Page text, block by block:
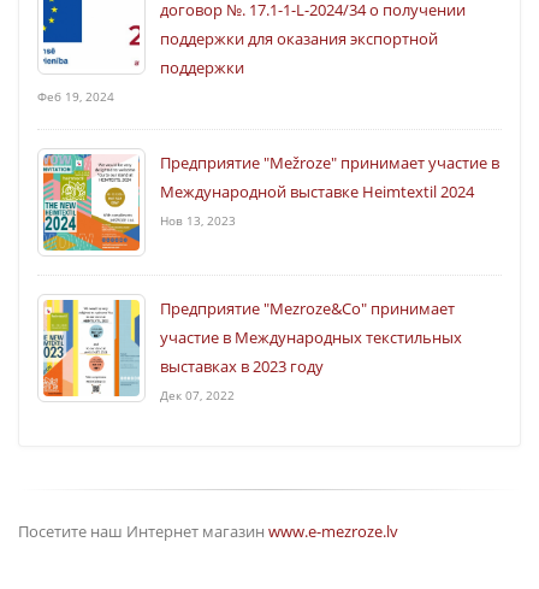
договор №. 17.1-1-L-2024/34 о получении
поддержки для оказания экспортной
поддержки
Феб 19, 2024
Предприятие "Mežroze" принимает участие в
Международной выставке Heimtextil 2024
Нов 13, 2023
Предприятие "Mezroze&Co" принимает
участие в Международных текстильных
выставках в 2023 году
Дек 07, 2022
Посетите наш Интернет магазин www.e-mezroze.lv